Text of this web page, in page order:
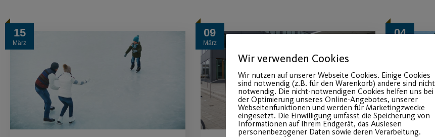
15
März
09
März
04
Wir verwenden Cookies
Wir nutzen auf unserer Webseite Cookies. Einige Cookies
sind notwendig (z.B. für den Warenkorb) andere sind nicht
notwendig. Die nicht-notwendigen Cookies helfen uns bei
der Optimierung unseres Online-Angebotes, unserer
Webseitenfunktionen und werden für Marketingzwecke
eingesetzt. Die Einwilligung umfasst die Speicherung von
Informationen auf Ihrem Endgerät, das Auslesen
personenbezogener Daten sowie deren Verarbeitung.